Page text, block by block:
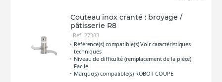
Couteau inox cranté : broyage /
pâtisserie R8
Ref: 27383
Référence(s) compatible(s) Voir caractéristiques
techniques
Niveau de difficulté (remplacement de la pièce)
Facile
Marque(s) compatible(s) ROBOT COUPE